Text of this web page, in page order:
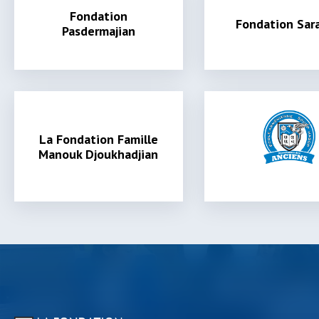
Fondation
Pasdermajian
Fondation
La Fondation Famille
Manouk Djoukhadjian